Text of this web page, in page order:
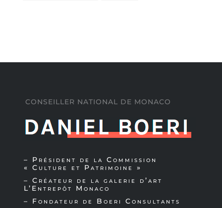
CONSEILLER NATIONAL DE MONACO
– Président de la Commission
« Culture et Patrimoine »
– Créateur de la galerie d’art
L’Entrepôt Monaco
– Fondateur de Boeri Consultants